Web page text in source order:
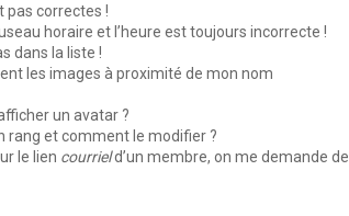
pas correctes !
horaire et l’heure est toujours incorrecte !
dans la liste !
les images à proximité de mon nom
un avatar ?
rang et comment le modifier ?
le lien courrield’un membre, on me demande de